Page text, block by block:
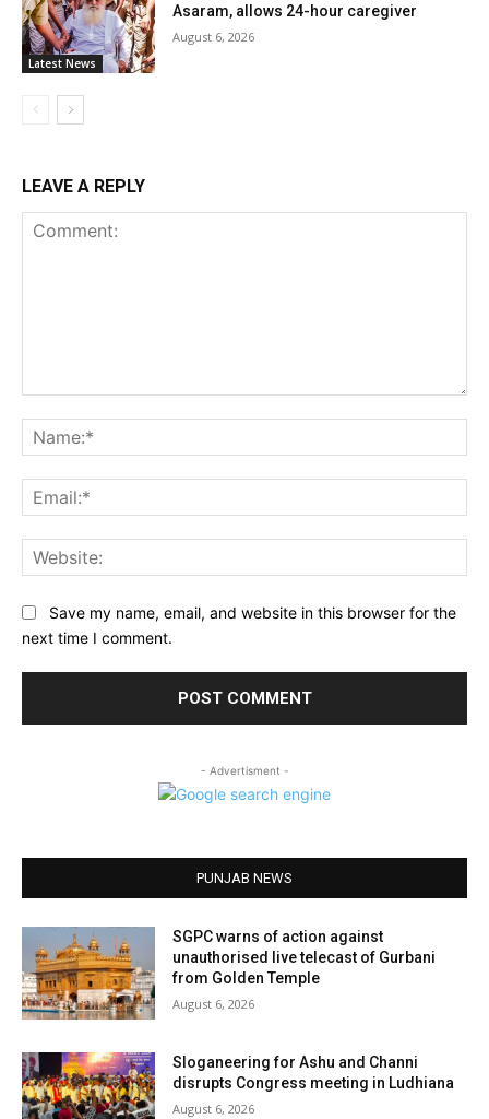
Latest News
Asaram, allows 24-hour caregiver
August 6, 2026
LEAVE A REPLY
Save my name, email, and website in this browser for the
next time I comment.
- Advertisment -
PUNJAB NEWS
SGPC warns of action against
unauthorised live telecast of Gurbani
from Golden Temple
August 6, 2026
Sloganeering for Ashu and Channi
disrupts Congress meeting in Ludhiana
August 6, 2026